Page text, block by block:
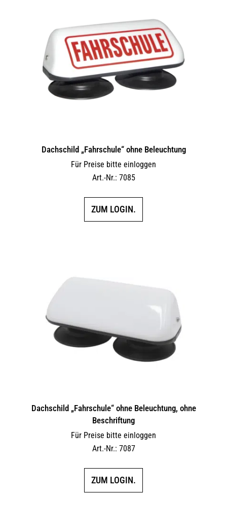
Dachschild „Fahrschule“ ohne Beleuchtung
Für Preise bitte einloggen
Art.-Nr.: 7085
ZUM LOGIN.
Dachschild „Fahrschule“ ohne Beleuchtung, ohne
Beschriftung
Für Preise bitte einloggen
Art.-Nr.: 7087
ZUM LOGIN.